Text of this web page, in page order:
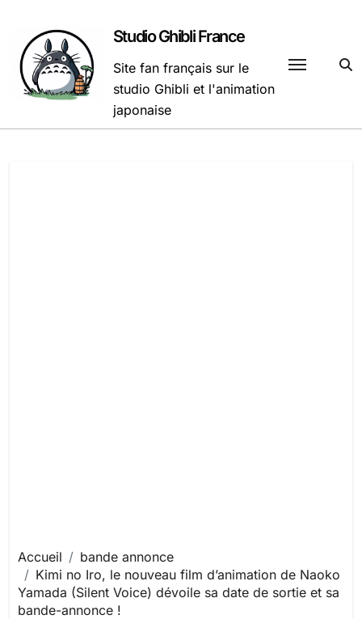
contenu
Studio Ghibli France
Site fan français sur le
studio Ghibli et l'animation
japonaise
Accueil
bande annonce
Kimi no Iro, le nouveau film d’animation de Naoko
Yamada (Silent Voice) dévoile sa date de sortie et sa
bande-annonce !